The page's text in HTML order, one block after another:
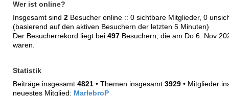
Wer ist online?
Insgesamt sind 2 Besucher online :: 0 sichtbare Mitglieder, 0
(basierend auf den aktiven Besuchern der letzten 5 Minuten)
Der Besucherrekord liegt bei 497 Besuchern, die am Do 6. Nov
waren.
Statistik
Beiträge insgesamt 4821 • Themen insgesamt 3929 • Mitglieder
neuestes Mitglied: MarlebroP